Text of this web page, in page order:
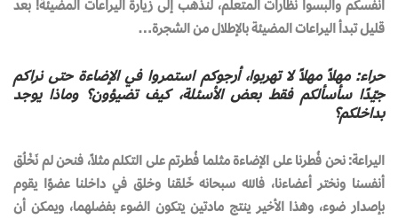
أنفسكم والبسوا نظارات المتعلم، لنذهب إلى زيارة اليراعات المضيئة! بعد
قليل تبدأ اليراعات المضيئة بالإطلال من الشجرة…
حراء: مهلاً مهلاً لا تهربوا، أرجوكم استمروا في الإضاءة حتى نراكم
جيّدًا سأسألكم فقط بعض الأسئلة، كيف تضيؤون؟ وماذا يوجد
بداخلكم؟
اليراعة: نحن فُطرنا على الإضاءة مثلما فُطرتم على التكلم مثلاً، فنحن لم نَخْلُق
أنفسنا ونختر أعضاءنا، فالله سبحانه خَلقنا وخلق في داخلنا عضوًا يقوم
بإصدار ضوء، وهذا الأخير ينتج مادتين يتكون الضوء بفضلهما، ويمكن أن